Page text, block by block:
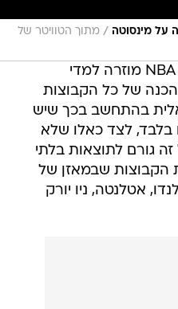
על מינסוטה / מתוך הטוויטר של
שבועיים ראשונים של עונת NBA מוזרה למדי
של כל הקבוצות
בהתחשב בכך שיש
בלבד, לצד כאלו שלא
גורם לתוצאות בלתי
הקבוצות שבמאזן של
אטלנטה, ניו יורק